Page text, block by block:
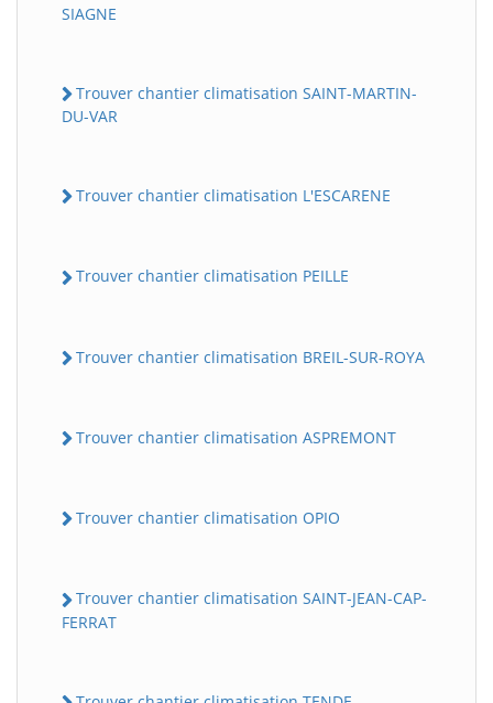
SIAGNE
Trouver chantier climatisation SAINT-MARTIN-
DU-VAR
Trouver chantier climatisation L'ESCARENE
Trouver chantier climatisation PEILLE
Trouver chantier climatisation BREIL-SUR-ROYA
Trouver chantier climatisation ASPREMONT
Trouver chantier climatisation OPIO
Trouver chantier climatisation SAINT-JEAN-CAP-
FERRAT